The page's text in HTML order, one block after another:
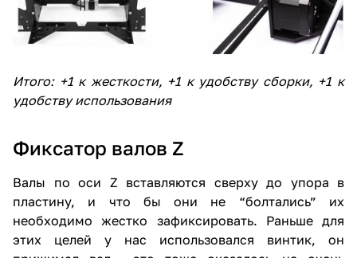
Итого: +1 к жесткости, +1 к удобству сборки, +1 к
удобству использования
Фиксатор валов Z
Валы по оси Z вставляются сверху до упора в
пластину, и что бы они не “болтались” их
необходимо жестко зафиксировать. Раньше для
этих целей у нас использовался винтик, он